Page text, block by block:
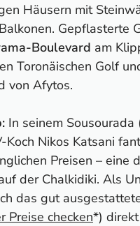
Häusern mit
Gepflasterte
Boulevard am
Toronäischen Golf
von Afytos.
In seinem Sousourada
Koch Nikos Katsani
Preisen – eine
der Chalkidiki. Als
das gut
Preise checken*)